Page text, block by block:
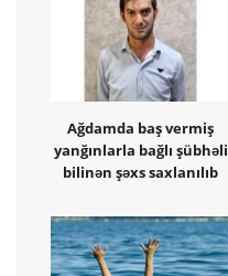
Ağdamda baş vermiş
yanğınlarla bağlı şübhəli
bilinən şəxs saxlanılıb